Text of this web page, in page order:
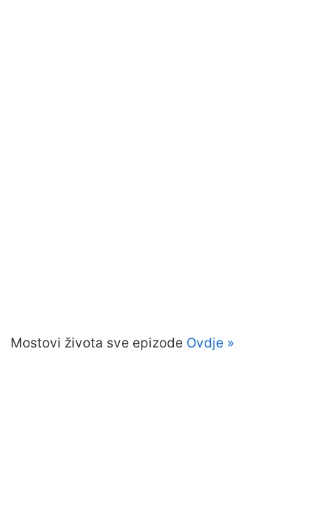
Mostovi života sve epizode Ovdje »